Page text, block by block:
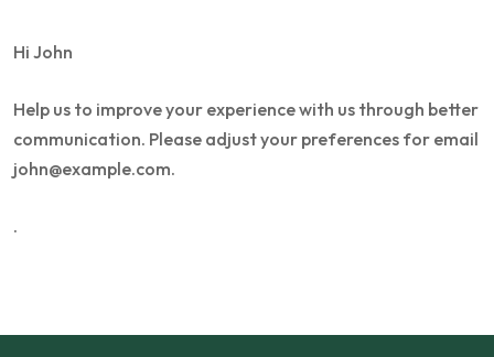
Hi John
Help us to improve your experience with us through better
communication. Please adjust your preferences for email
john@example.com.
.